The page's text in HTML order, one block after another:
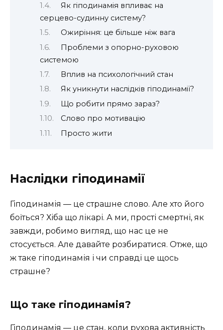
Як гіподинамія впливає на
серцево-судинну систему?
Ожиріння: це більше ніж вага
Проблеми з опорно-руховою
системою
Вплив на психологічний стан
Як уникнути наслідків гіподинамії?
Що робити прямо зараз?
Слово про мотивацію
Просто жити
Наслідки гіподинамії
Гіподинамія — це страшне слово. Але хто його
боїться? Хіба що лікарі. А ми, прості смертні, як
завжди, робимо вигляд, що нас це не
стосується. Але давайте розбиратися. Отже, що
ж таке гіподинамія і чи справді це щось
страшне?
Що таке гіподинамія?
Гіподинамія — це стан, коли рухова активність